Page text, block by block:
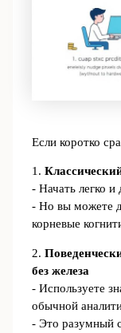
Если коротко
1.
- Начать легко и
- Но вы можете
корневые
2.
без железа
- Используете
обычной
- Это разумный